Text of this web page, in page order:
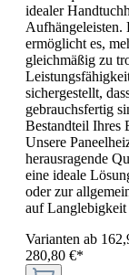
idealer
Aufhängeleisten.
ermöglicht es,
gleichmäßig zu
sichergestellt,
gebrauchsfertig
Bestandteil Ihres
Unsere
herausragende
eine ideale
oder zur
auf
Varianten ab
280,80 €*